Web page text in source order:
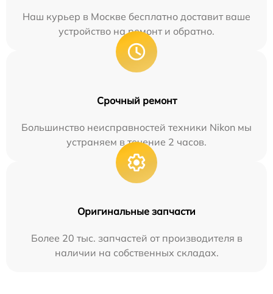
Наш курьер в Москве бесплатно доставит ваше
устройство на ремонт и обратно.
Срочный ремонт
Большинство неисправностей техники Nikon мы
устраняем в течение 2 часов.
Оригинальные запчасти
Более 20 тыс. запчастей от производителя в
наличии на собственных складах.